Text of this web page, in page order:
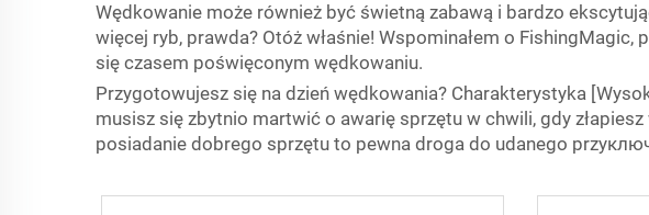
Wędkowanie może również być świetną zabawą i bardzo
więcej ryb, prawda? Otóż właśnie! Wspominałem o
się czasem poświęconym wędkowaniu.
Przygotowujesz się na dzień wędkowania? Charakterystyka
musisz się zbytnio martwić o awarię sprzętu w chwili, gdy
posiadanie dobrego sprzętu to pewna droga do udanego